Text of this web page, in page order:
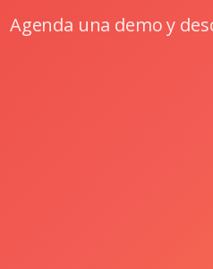
Agenda una demo y